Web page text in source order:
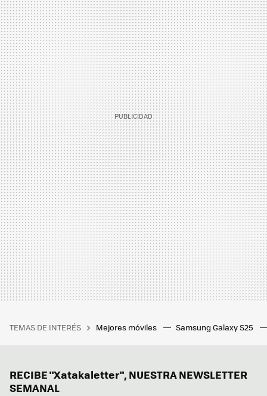
TEMAS DE INTERÉS Mejores móviles Samsung Galaxy S25
RECIBE "Xatakaletter", NUESTRA NEWSLETTER
SEMANAL